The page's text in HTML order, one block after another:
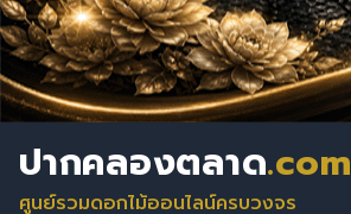
ปากคลองตลาด.com
ศูนย์รวมดอกไม้ออนไลน์ครบวงจร